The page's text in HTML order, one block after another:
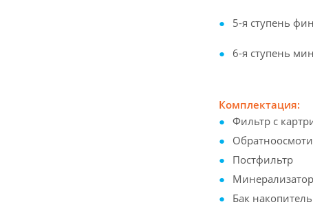
5-я ступень
6-я ступень
Комплектация:
Фильтр с
Постфильтр
Бак